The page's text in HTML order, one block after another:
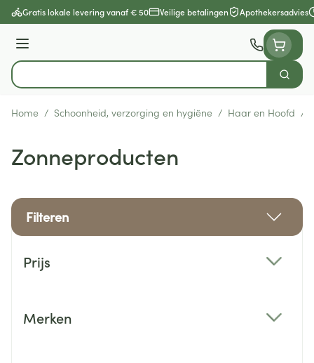
Ga naar de inhoud
Gratis lokale levering vanaf € 50 Veilige betalingen Apothekersadvies
Menu
Product, merk, categorie...
Zoek
Home / Schoonheid, verzorging en hygiëne / Haar en Hoofd /
Zonneproducten
Filteren
Prijs
Merken